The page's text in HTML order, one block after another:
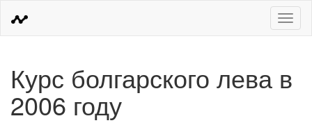
Меню
Курс болгарского лева в
2006 году